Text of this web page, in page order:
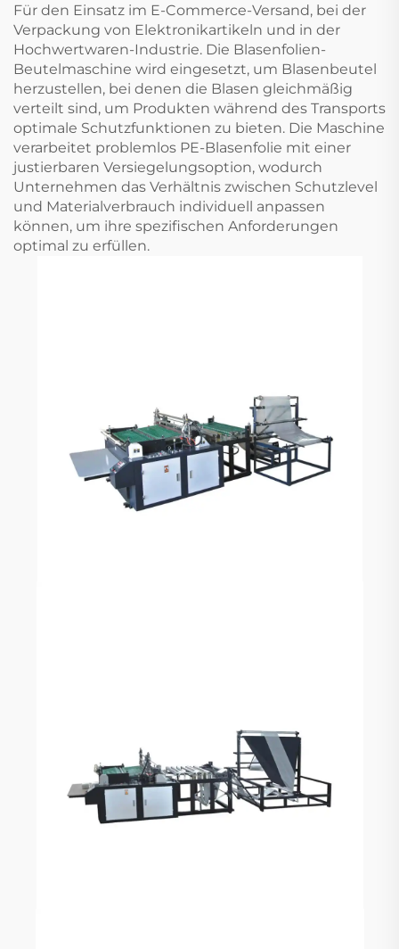
Für den Einsatz im E-Commerce-Versand, bei der
Verpackung von Elektronikartikeln und in der
Hochwertwaren-Industrie. Die Blasenfolien-
Beutelmaschine wird eingesetzt, um Blasenbeutel
herzustellen, bei denen die Blasen gleichmäßig
verteilt sind, um Produkten während des Transports
optimale Schutzfunktionen zu bieten. Die Maschine
verarbeitet problemlos PE-Blasenfolie mit einer
justierbaren Versiegelungsoption, wodurch
Unternehmen das Verhältnis zwischen Schutzlevel
und Materialverbrauch individuell anpassen
können, um ihre spezifischen Anforderungen
optimal zu erfüllen.